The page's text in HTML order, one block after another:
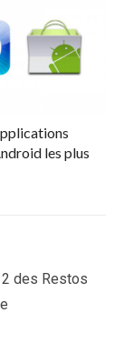
les plus
des Restos